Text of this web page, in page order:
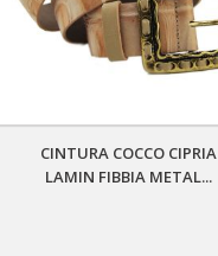
CINTURA COCCO CIPRIA
LAMIN FIBBIA METAL...